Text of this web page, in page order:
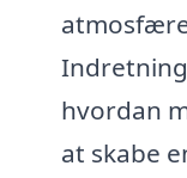
hvordan
at skabe